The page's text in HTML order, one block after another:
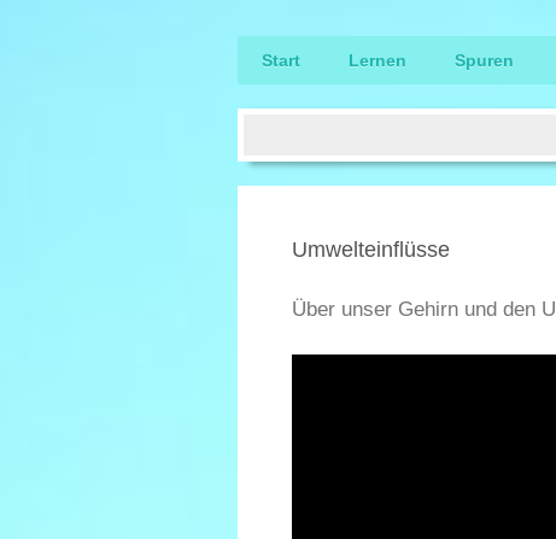
Start Lernen Spuren
Umwelteinflüsse
Über unser Gehirn und den